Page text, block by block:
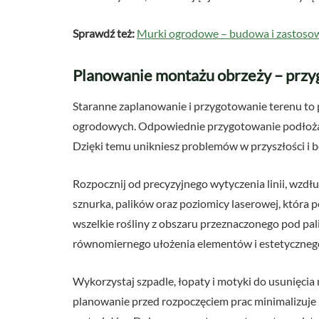
Sprawdź też: Murki ogrodowe – budowa i
Planowanie montażu obrzeży –
Staranne zaplanowanie i przygotowanie terenu
ogrodowych. Odpowiednie przygotowanie
Dzięki temu unikniesz problemów w przyszłości i
Rozpocznij od precyzyjnego wytyczenia linii,
sznurka, palików oraz poziomicy laserowej, która
wszelkie rośliny z obszaru przeznaczonego pod
równomiernego ułożenia elementów i
Wykorzystaj szpadle, łopaty i motyki do
planowanie przed rozpoczęciem prac